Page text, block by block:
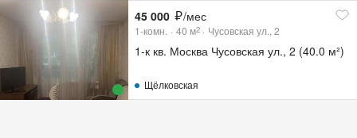
45 000 /мес
1-комн. 40 м2 Чусовская ул., 2
1-к кв. Москва Чусовская ул., 2 (40.0 м²)
Щёлковская